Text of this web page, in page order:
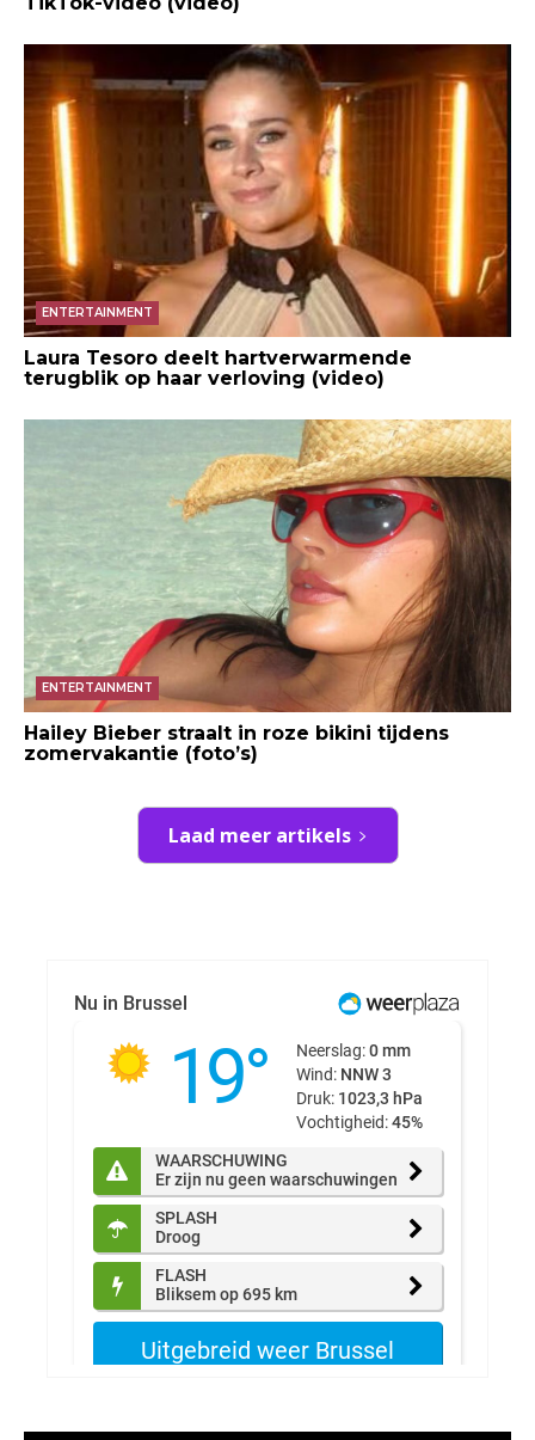
ENTERTAINMENT
Laura Tesoro deelt hartverwarmende
terugblik op haar verloving (video)
ENTERTAINMENT
Hailey Bieber straalt in roze bikini tijdens
zomervakantie (foto’s)
Laad meer artikels